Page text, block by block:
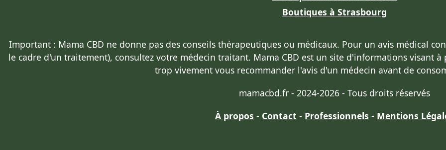
Boutiques à Strasbourg
Important : Mama CBD ne donne pas des conseils thérapeutiques ou médicaux. Pour un avis médical
le cadre d'un traitement), consultez votre médecin traitant. Mama CBD est un site d'informations visant
trop vivement vous recommander l'avis d'un médecin avant de
mamacbd.fr - 2024-2026 - Tous droits réservés
À propos - Contact - Professionnels - Mentions